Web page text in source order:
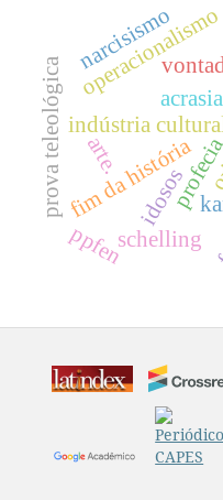
acrasia
indústria
operacionalismo
fim da história
idosos
arte.
schelling
prova teleológica
narcisismo
ppfen